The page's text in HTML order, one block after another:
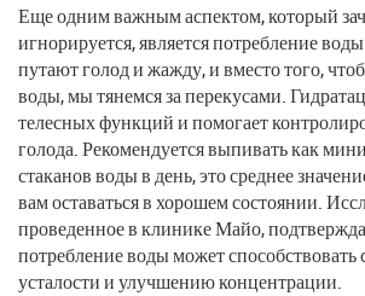
Еще одним важным аспектом, который
игнорируется, является потребление
путают голод и жажду, и вместо того,
воды, мы тянемся за перекусами.
телесных функций и помогает
голода. Рекомендуется выпивать как
стаканов воды в день, это среднее
вам оставаться в хорошем состоянии.
проведенное в клинике Майо,
потребление воды может
усталости и улучшению концентрации.